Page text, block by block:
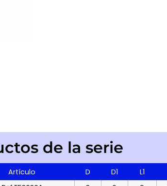
de la serie
Artículo D D1 L1